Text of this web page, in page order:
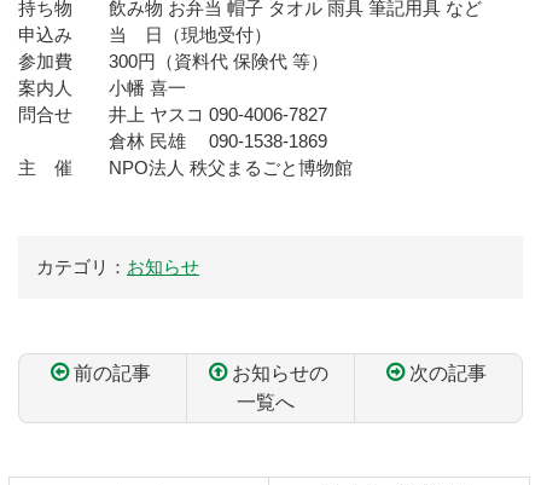
持ち物 飲み物 お弁当 帽子 タオル 雨具 筆記用具 など
申込み 当 日（現地受付）
参加費 300円（資料代 保険代 等）
案内人 小幡 喜一
問合せ 井上 ヤスコ 090-4006-7827
倉林 民雄 090-1538-1869
主 催 NPO法人 秩父まるごと博物館
カテゴリ： お知らせ
前の記事
お知らせの
一覧へ
次の記事